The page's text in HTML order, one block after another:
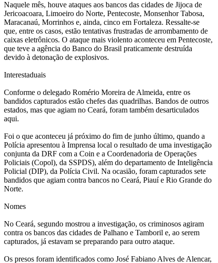
Naquele mês, houve ataques aos bancos das cidades de Jijoca de
Jericoacoara, Limoeiro do Norte, Pentecoste, Monsenhor Tabosa,
Maracanaú, Morrinhos e, ainda, cinco em Fortaleza. Ressalte-se
que, entre os casos, estão tentativas frustradas de arrombamento de
caixas eletrônicos. O ataque mais violento aconteceu em Pentecoste,
que teve a agência do Banco do Brasil praticamente destruída
devido à detonação de explosivos.
Interestaduais
Conforme o delegado Romério Moreira de Almeida, entre os
bandidos capturados estão chefes das quadrilhas. Bandos de outros
estados, mas que agiam no Ceará, foram também desarticulados
aqui.
Foi o que aconteceu já próximo do fim de junho último, quando a
Polícia apresentou à Imprensa local o resultado de uma investigação
conjunta da DRF com a Coin e a Coordenadoria de Operações
Policiais (Copol), da SSPDS), além do departamento de Inteligência
Policial (DIP), da Polícia Civil. Na ocasião, foram capturados sete
bandidos que agiam contra bancos no Ceará, Piauí e Rio Grande do
Norte.
Nomes
No Ceará, segundo mostrou a investigação, os criminosos agiram
contra os bancos das cidades de Palhano e Tamboril e, ao serem
capturados, já estavam se preparando para outro ataque.
Os presos foram identificados como José Fabiano Alves de Alencar,